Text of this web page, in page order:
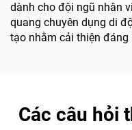
dành cho đội ngũ nhân
quang chuyên dụng di
tạo nhằm cải thiện đáng
Các câu hỏi